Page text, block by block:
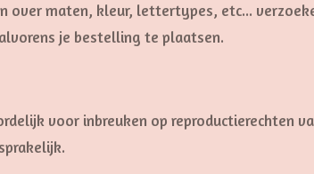
over maten, kleur, lettertypes, etc...
alvorens je bestelling te plaatsen.
voor inbreuken op reproductierechten